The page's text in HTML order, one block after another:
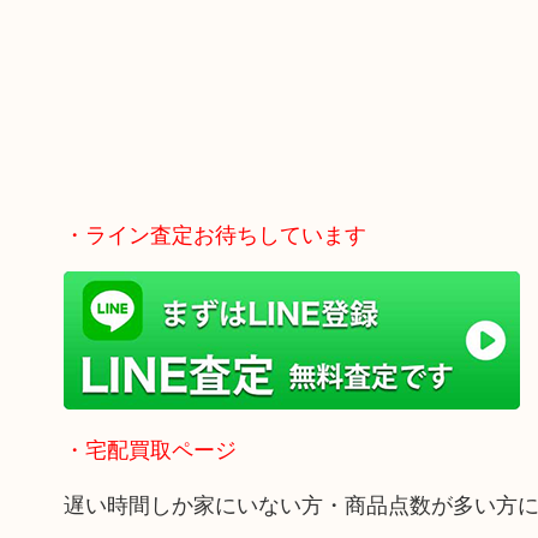
・ライン査定お待ちしています
・宅配買取ページ
遅い時間しか家にいない方・商品点数が多い方